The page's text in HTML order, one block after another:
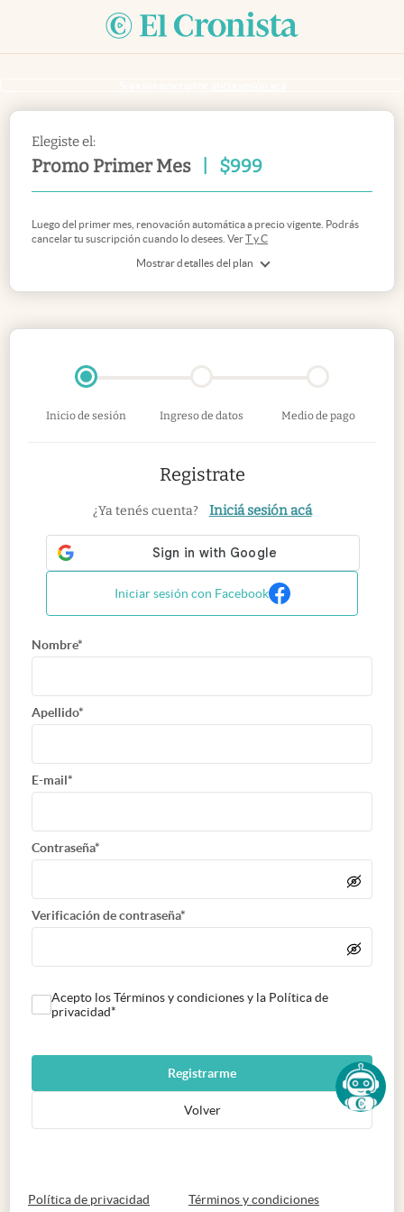
Elegiste el:
Promo Primer Mes $999
Mostrar detalles del plan
Luego del primer mes, renovación automática a precio vigente. Podrás
cancelar tu suscripción cuando lo desees. VerT y C
Inicio de sesión Ingreso de datos Medio de pago
Registrate
¿Ya tenés cuenta? Iniciá sesión acá
Iniciar sesión con Facebook
Nombre*
Apellido*
E-mail*
Contraseña*
Verificación de contraseña*
Acepto los Términos y condiciones y la Política de
privacidad*
Registrarme
Volver
Política de privacidad abre en nueva pestaña
Términos y condicionesabre en nueva